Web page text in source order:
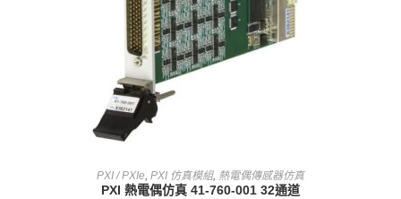
查看內容
PXI / PXIe, PXI 仿真模組, 熱電偶傳感器仿真
PXI 熱電偶仿真 41-760-001 32通道